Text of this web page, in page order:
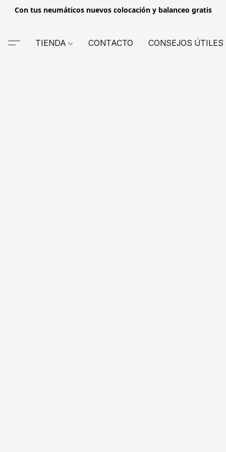
Con tus neumáticos nuevos colocación y balanceo gratis
TIENDA CONTACTO CONSEJOS ÚTILES